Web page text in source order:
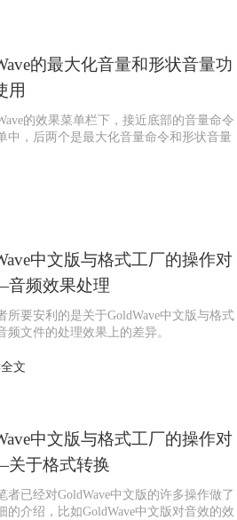
的最大化音量和形状音量功
用
的效果菜单栏下，接近底部的音量命令
中，后两个是最大化音量命令和形状音量
中文版与格式工厂的操作对
频效果处理
所要安利的是关于GoldWave中文版与格式
频文件的处理效果上的差异。
文
中文版与格式工厂的操作对
于格式转换
者已经对GoldWave中文版的许多操作做了
的介绍，比如GoldWave中文版对音效的效